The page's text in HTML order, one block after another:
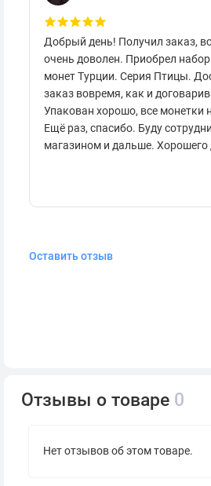
Добрый день! Получил заказ,
очень доволен. Приобрел
монет Турции. Серия Птицы.
заказ вовремя, как и
Упакован хорошо, все монетки
Ещё раз, спасибо. Буду
магазином и дальше. Хорошего
Оставить отзыв
Отзывы о товаре 0
Нет отзывов об этом товаре.